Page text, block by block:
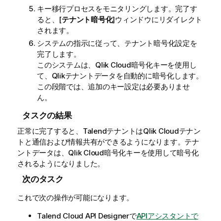
キー移行プロセスをモニタリングします。完了す
ると、[テナント暗号化]ウィンドウにリダイレクト
されます。
システムの指示に従って、テナント暗号化設定を
完了します。
このシステムは、 Qlik Cloud暗号化キーを使用し
て、 Qlikテナントデータを自動的に暗号化します。
この段階では、追加のキー設定は必要ありませ
ん。
タスクの結果
正常に完了すると、 TalendテナントはQlik Cloudテナン
トと通信および情報共有ができるようになります。テナ
ントデータは、 Qlik Cloud暗号化キーを使用して暗号化
されるようになりました。
次のタスク
これで次の操作が可能になります。
Talend Cloud API DesignerでAPIアシスタントで